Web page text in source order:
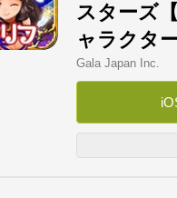
スターズ
ャラクタ
Gala Japan Inc.